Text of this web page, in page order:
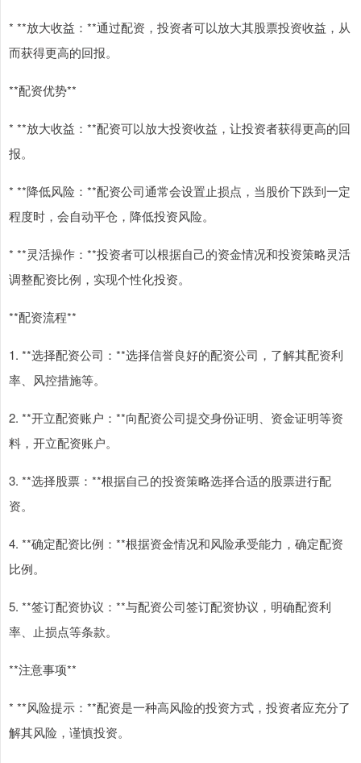
* **放大收益：**通过配资，投资者可以放大其股票投资收益，从
而获得更高的回报。
**配资优势**
* **放大收益：**配资可以放大投资收益，让投资者获得更高的回
报。
* **降低风险：**配资公司通常会设置止损点，当股价下跌到一定
程度时，会自动平仓，降低投资风险。
* **灵活操作：**投资者可以根据自己的资金情况和投资策略灵活
调整配资比例，实现个性化投资。
**配资流程**
1. **选择配资公司：**选择信誉良好的配资公司，了解其配资利
率、风控措施等。
2. **开立配资账户：**向配资公司提交身份证明、资金证明等资
料，开立配资账户。
3. **选择股票：**根据自己的投资策略选择合适的股票进行配
资。
4. **确定配资比例：**根据资金情况和风险承受能力，确定配资
比例。
5. **签订配资协议：**与配资公司签订配资协议，明确配资利
率、止损点等条款。
**注意事项**
* **风险提示：**配资是一种高风险的投资方式，投资者应充分了
解其风险，谨慎投资。